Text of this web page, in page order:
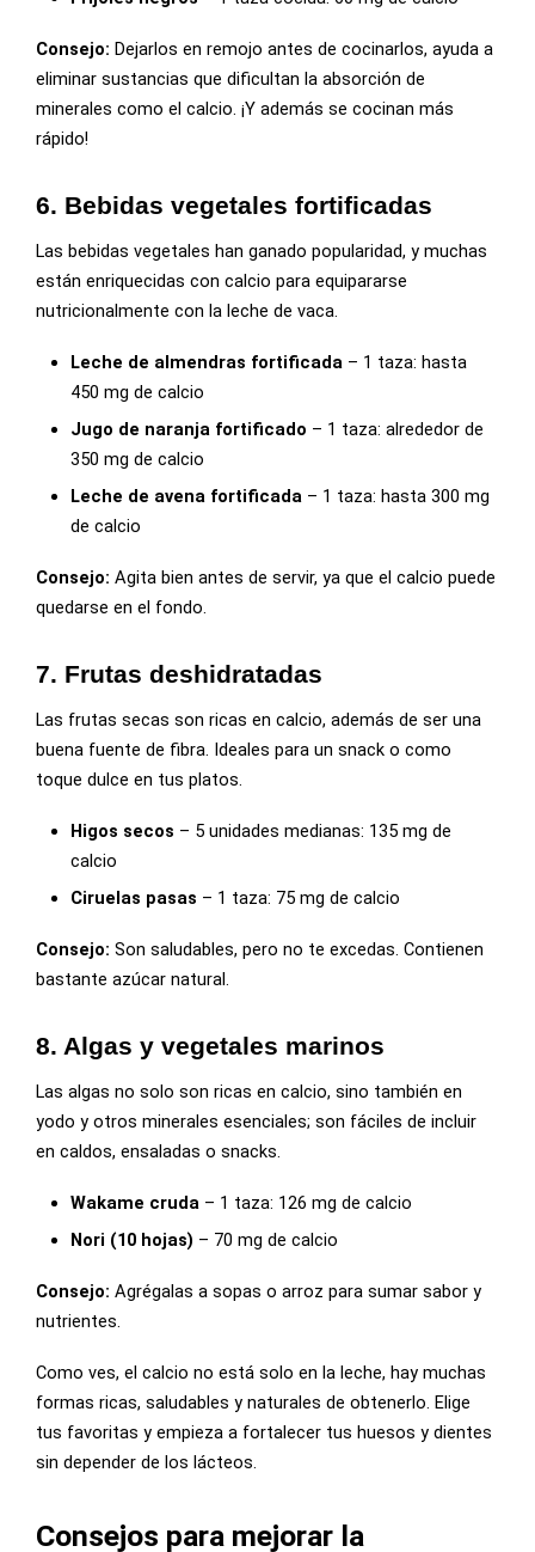
Consejo: Dejarlos en remojo antes de cocinarlos, ayuda a
eliminar sustancias que dificultan la absorción de
minerales como el calcio. ¡Y además se cocinan más
rápido!
6. Bebidas vegetales fortificadas
Las bebidas vegetales han ganado popularidad, y muchas
están enriquecidas con calcio para equipararse
nutricionalmente con la leche de vaca.
Leche de almendras fortificada – 1 taza: hasta
450 mg de calcio
Jugo de naranja fortificado – 1 taza: alrededor de
350 mg de calcio
Leche de avena fortificada – 1 taza: hasta 300 mg
de calcio
Consejo: Agita bien antes de servir, ya que el calcio puede
quedarse en el fondo.
7. Frutas deshidratadas
Las frutas secas son ricas en calcio, además de ser una
buena fuente de fibra. Ideales para un snack o como
toque dulce en tus platos.
Higos secos – 5 unidades medianas: 135 mg de
calcio
Ciruelas pasas – 1 taza: 75 mg de calcio
Consejo: Son saludables, pero no te excedas. Contienen
bastante azúcar natural.
8. Algas y vegetales marinos
Las algas no solo son ricas en calcio, sino también en
yodo y otros minerales esenciales; son fáciles de incluir
en caldos, ensaladas o snacks.
Wakame cruda – 1 taza: 126 mg de calcio
Nori (10 hojas) – 70 mg de calcio
Consejo: Agrégalas a sopas o arroz para sumar sabor y
nutrientes.
Como ves, el calcio no está solo en la leche, hay muchas
formas ricas, saludables y naturales de obtenerlo. Elige
tus favoritas y empieza a fortalecer tus huesos y dientes
sin depender de los lácteos.
Consejos para mejorar la